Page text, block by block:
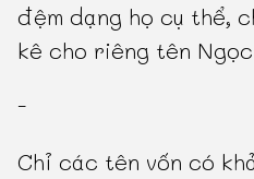
đệm dạng họ cụ thể,
kê cho riêng tên
-
Chỉ các tên vốn có